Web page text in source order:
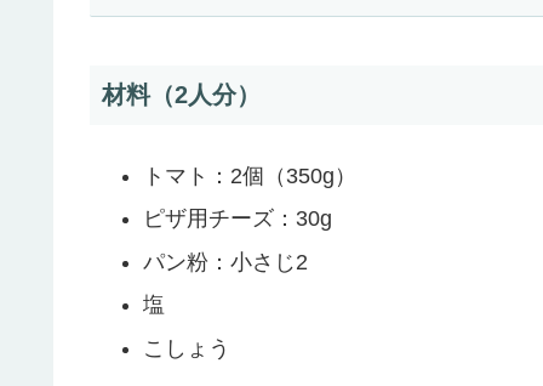
材料（2人分）
トマト：2個（350g）
ピザ用チーズ：30g
パン粉：小さじ2
塩
こしょう